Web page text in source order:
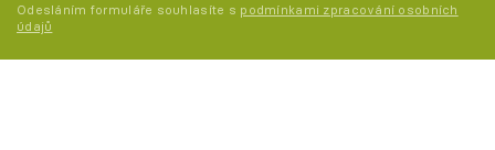
Odesláním formuláře souhlasíte s podmínkami zpracování osobních
údajů